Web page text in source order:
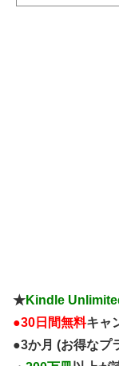
★Kindle
●30日間無料キャ
●3か月 (お得なプ